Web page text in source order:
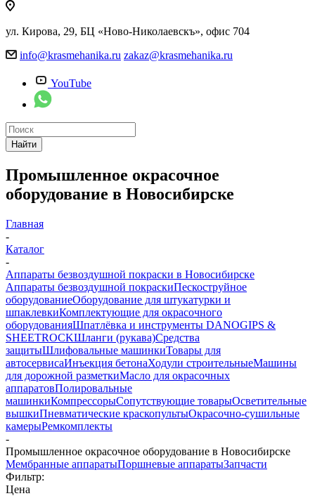
ул. Кирова, 29, БЦ «Ново-Николаевскъ», офис 704
info@krasmehanika.ru zakaz@krasmehanika.ru
YouTube
Найти
Промышленное окрасочное
оборудование в Новосибирске
Главная
-
Каталог
-
Аппараты безвоздушной покраски в Новосибирске
Аппараты безвоздушной покраскиПескоструйное
оборудованиеОборудование для штукатурки и
шпаклевкиКомплектующие для окрасочного
оборудованияШпатлёвка и инструменты DANOGIPS &
SHEETROCKШланги (рукава)Средства
защитыШлифовальные машинкиТовары для
автосервисаИнъекция бетонаХодули строительныеМашины
для дорожной разметкиМасло для окрасочных
аппаратовПолировальные
машинкиКомпрессорыСопутствующие товарыОсветительные
вышкиПневматические краскопультыОкрасочно-сушильные
камерыРемкомплекты
-
Промышленное окрасочное оборудование в Новосибирске
Мембранные аппаратыПоршневые аппаратыЗапчасти
Фильтр:
Цена